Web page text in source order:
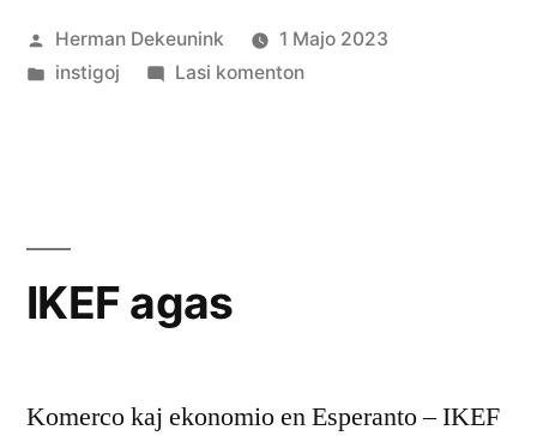
Gathering
Esperanto.”
Afiŝita
de
Herman Dekeunink
1 Majo 2023
Afiŝita
instigoj Lasi komentonpri
Esperanto.
IKEF agas
Komerco kaj ekonomio en Esperanto – IKEF